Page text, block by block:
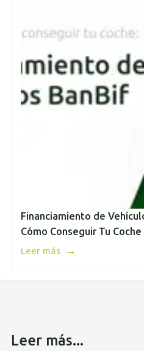
Financiamiento de
Cómo Conseguir Tu Coche
Leer más →
Leer más...